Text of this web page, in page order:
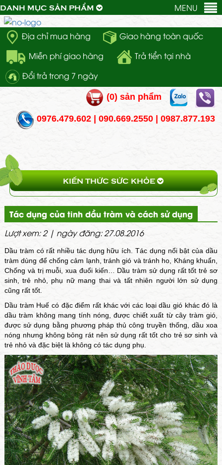
Địa chỉ mua hàng
Giao hàng toàn quốc
Miễn phí giao hàng
Trả tiển tại nhà
Đổi trả trong 7 ngày
(0) sản phẩm
0976.479.602 | 090.669.2550 | 0987.877.193
MENU
DANH MỤC SẢN PHẨM
KIẾN THỨC SỨC KHỎE
Tác dụng của tinh dầu tràm và cách sử dụng
Lượt xem: 2 | ngày đăng: 27.08.2016
Dầu tràm có rất nhiều tác dụng hữu ích. Tác dụng nổi bật của dầu
tràm dùng để chống cảm lạnh, tránh gió và tránh ho, Kháng khuẩn,
Chống và trị muỗi, xua đuổi kiến… Dầu tràm sử dụng rất tốt trẻ sơ
sinh, trẻ nhỏ, phụ nữ mang thai và tất nhiên người lớn sử dụng
cũng rất tốt.
Dầu tràm Huế có đặc điểm rất khác với các loại dầu gió khác đó là
dầu tràm không mang tính nóng, được chiết xuất từ cây tràm gió,
được sử dụng bằng phương pháp thủ công truyền thống, dầu xoa
nóng nhưng không bỏng rát nên sử dụng rất tốt cho trẻ sơ sinh và
trẻ nhỏ và đặc biệt là không có tác dụng phụ.